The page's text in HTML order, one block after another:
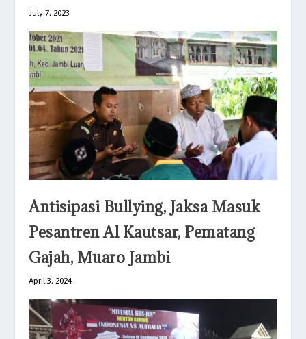
July 7, 2023
Antisipasi Bullying, Jaksa Masuk
Pesantren Al Kautsar, Pematang
Gajah, Muaro Jambi
April 3, 2024